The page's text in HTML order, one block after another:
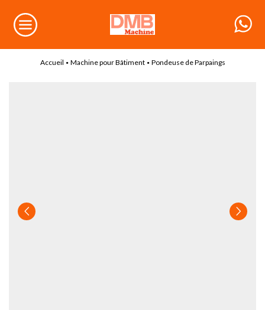
Accueil • Machine pour Bâtiment • Pondeuse de Parpaings